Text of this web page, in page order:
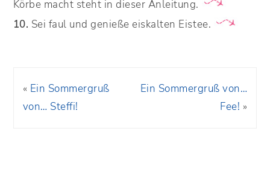
Körbe macht steht in dieser Anleitung.
10. Sei faul und genieße eiskalten Eistee.
« Ein Sommergruß
von… Steffi!
Ein Sommergruß von…
Fee! »